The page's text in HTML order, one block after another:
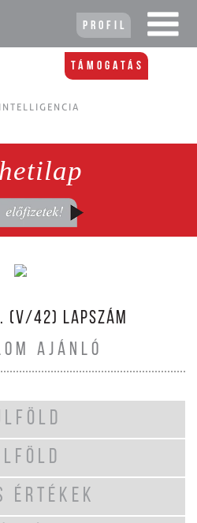
Profil
Támogatás
hetilap
(V/42) LAPSZÁM
AJÁNLÓ
ÉRTÉKEK